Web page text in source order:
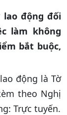
động đối
làm không
bắt buộc,
động là Tờ
theo Nghị
Trực tuyến.